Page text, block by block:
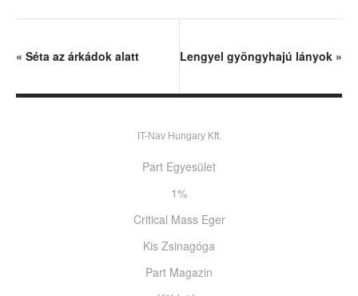
« Séta az árkádok alatt Lengyel gyöngyhajú lányok »
IT-Nav Hungary Kft.
Part Egyesület
1%
Critical Mass Eger
Kis Zsinagóga
Part Magazin